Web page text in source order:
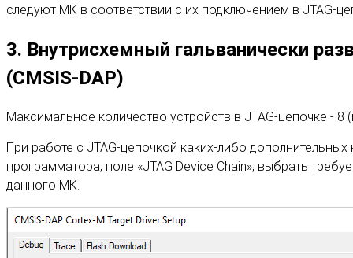
следуют МК в соответствии с их подключением в JTAG-
3. Внутрисхемный гальванически
(CMSIS-DAP)
Максимальное количество устройств в JTAG-цепочке -
При работе с JTAG-цепочкой каких-либо
программатора, поле «JTAG Device Chain», выбрать
данного МК.